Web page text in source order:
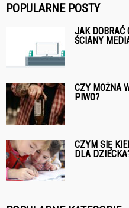
POPULARNE POSTY
JAK DOBRAĆ
ŚCIANY
CZY MOŻNA
PIWO?
CZYM SIĘ
DLA